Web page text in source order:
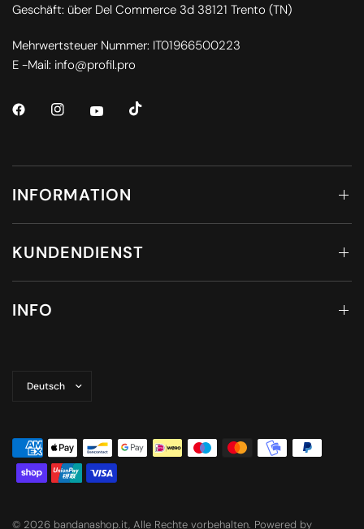
Geschäft: über Del Commerce 3d 38121 Trento (TN)
Mehrwertsteuer Nummer: IT01966500223
E -Mail: info@profil.pro
INFORMATION
KUNDENDIENST
INFO
aktualisieren
© 2026 bandanashop.it, Alle Rechte vorbehalten. Powered by